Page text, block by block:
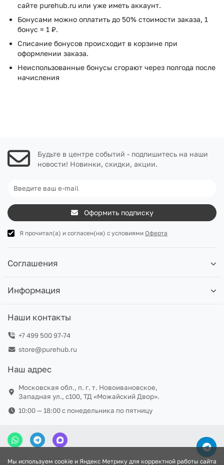
сайте purehub.ru или уже иметь аккаунт.
Бонусами можно оплатить до 50% стоимости заказа, 1
бонус = 1 ₽.
Списание бонусов происходит в корзине при
оформлении заказа.
Неиспользованные бонусы сгорают через полгода после
начисления
Мы используем cookie и Яндекс Метрику для корректной работы сайта
Будьте в центре событий - подпишитесь на наши
новости! Новинки, скидки, акции.
Оформить подписку
Я прочитал(а) и согласен(на) с условиями Оферта
Соглашения
Информация
Наши контакты
+7 499 500 97-74
store@purehub.ru
Наш адрес
Московская обл., п. г. т. Новоивановское,
Западная ул., с100, ТД «Можайский Двор».
10:00 — 18:00 c понедельника по пятницу